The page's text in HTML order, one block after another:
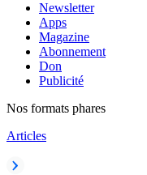
Newsletter
Apps
Magazine
Abonnement
Don
Publicité
Nos formats phares
Articles